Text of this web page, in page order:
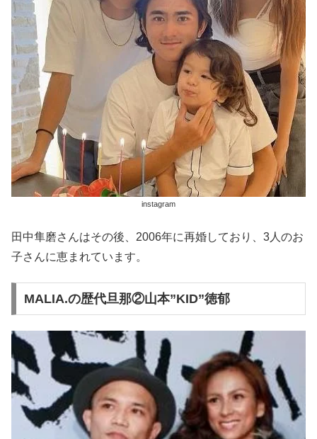
instagram
田中隼磨さんはその後、2006年に再婚しており、3人のお
子さんに恵まれています。
MALIA.の歴代旦那②山本”KID”徳郁